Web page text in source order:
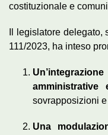
costituzionale e
Il legislatore
111/2023, ha inteso
amministrative
sovrapposizioni
Una